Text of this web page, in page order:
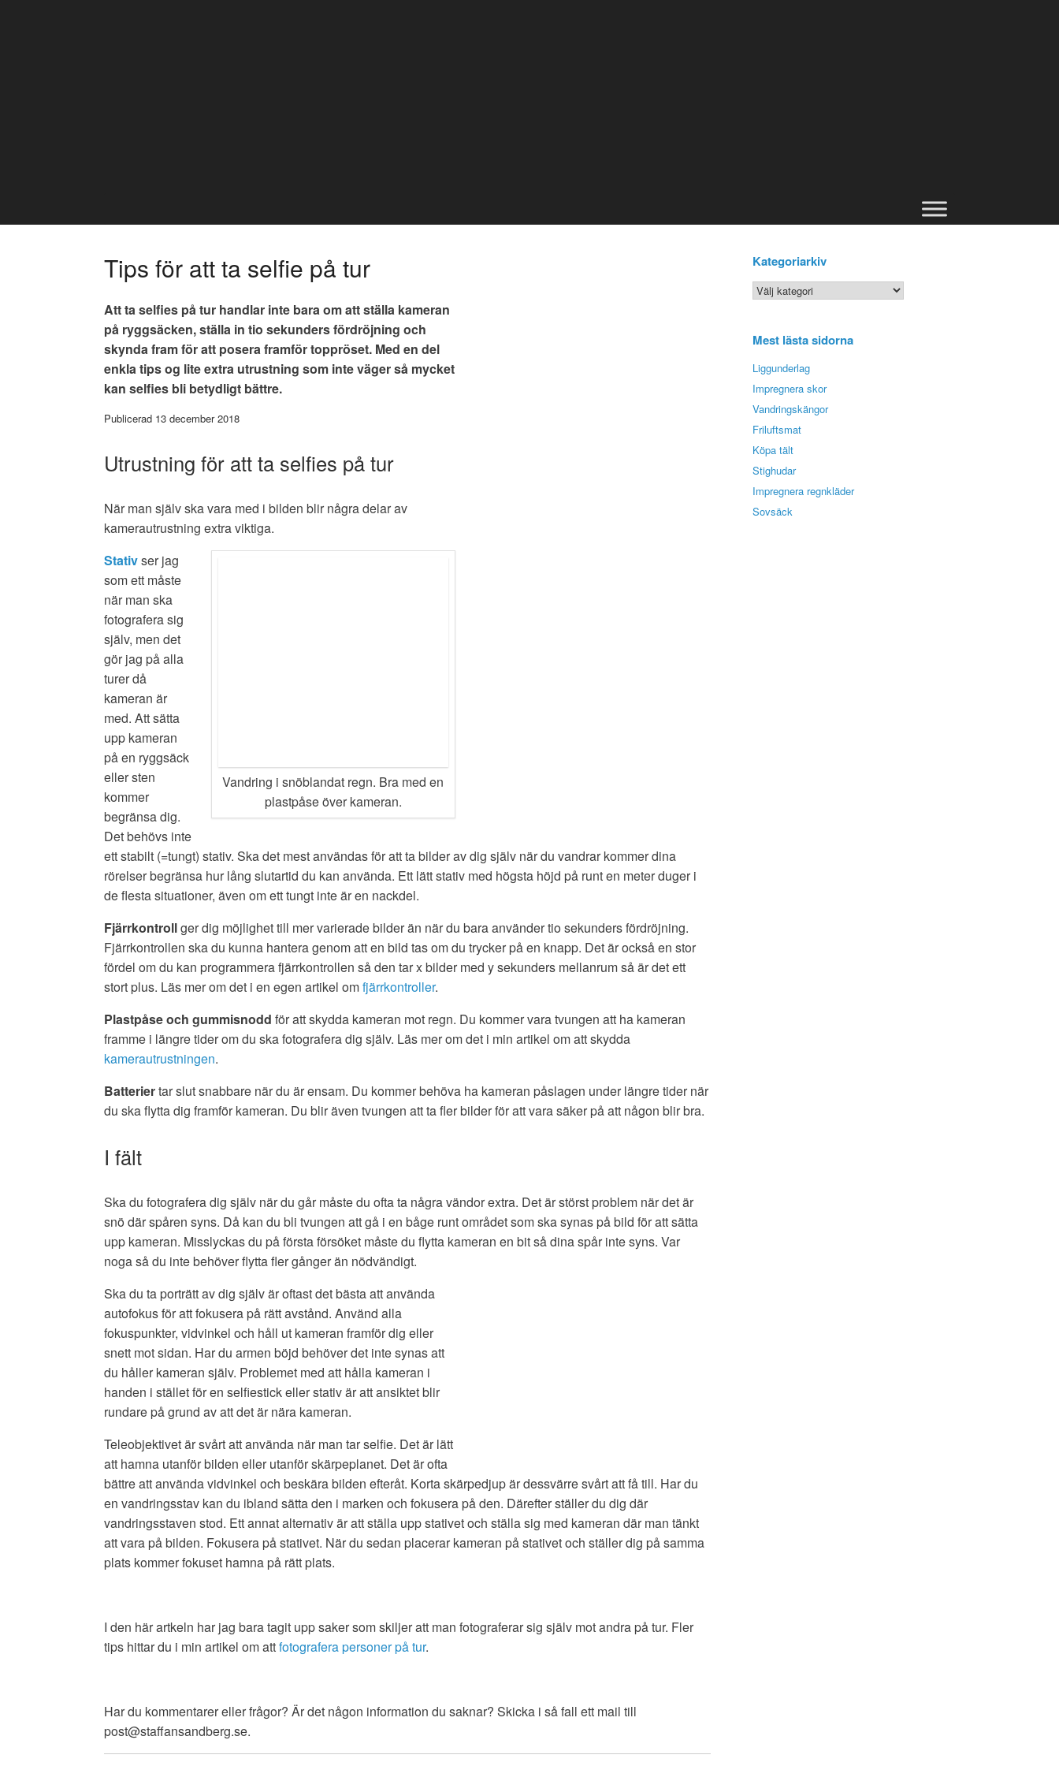
Tips för att ta selfie på tur
Att ta selfies på tur handlar inte bara om att ställa kameran
på ryggsäcken, ställa in tio sekunders fördröjning och
skynda fram för att posera framför toppröset. Med en del
enkla tips og lite extra utrustning som inte väger så mycket
kan selfies bli betydligt bättre.
Publicerad 13 december 2018
Utrustning för att ta selfies på tur
När man själv ska vara med i bilden blir några delar av
kamerautrustning extra viktiga.
Vandring i snöblandat regn. Bra med en
plastpåse över kameran.
Stativser jag
som ett måste
när man ska
fotografera sig
själv, men det
gör jag på alla
turer då
kameran är
med. Att sätta
upp kameran
på en ryggsäck
eller sten
kommer
begränsa dig.
Det behövs inte
ett stabilt (=tungt) stativ. Ska det mest användas för att ta bilder av dig själv när du vandrar kommer dina
rörelser begränsa hur lång slutartid du kan använda. Ett lätt stativ med högsta höjd på runt en meter duger i
de flesta situationer, även om ett tungt inte är en nackdel.
Fjärrkontrollger dig möjlighet till mer varierade bilder än när du bara använder tio sekunders fördröjning.
Fjärrkontrollen ska du kunna hantera genom att en bild tas om du trycker på en knapp. Det är också en stor
fördel om du kan programmera fjärrkontrollen så den tar x bilder med y sekunders mellanrum så är det ett
stort plus. Läs mer om det i en egen artikel omfjärrkontroller.
Plastpåse och gummisnodd för att skydda kameran mot regn. Du kommer vara tvungen att ha kameran
framme i längre tider om du ska fotografera dig själv. Läs mer om det i min artikel om att skydda
kamerautrustningen.
Batteriertar slut snabbare när du är ensam. Du kommer behöva ha kameran påslagen under längre tider när
du ska flytta dig framför kameran. Du blir även tvungen att ta fler bilder för att vara säker på att någon blir bra.
I fält
Ska du fotografera dig själv när du går måste du ofta ta några vändor extra. Det är störst problem när det är
snö där spåren syns. Då kan du bli tvungen att gå i en båge runt området som ska synas på bild för att sätta
upp kameran. Misslyckas du på första försöket måste du flytta kameran en bit så dina spår inte syns. Var
noga så du inte behöver flytta fler gånger än nödvändigt.
Ska du ta porträtt av dig själv är oftast det bästa att använda
autofokus för att fokusera på rätt avstånd. Använd alla
fokuspunkter, vidvinkel och håll ut kameran framför dig eller
snett mot sidan. Har du armen böjd behöver det inte synas att
du håller kameran själv. Problemet med att hålla kameran i
handen i stället för en selfiestick eller stativ är att ansiktet blir
rundare på grund av att det är nära kameran.
Teleobjektivet är svårt att använda när man tar selfie. Det är lätt
att hamna utanför bilden eller utanför skärpeplanet. Det är ofta
bättre att använda vidvinkel och beskära bilden efteråt. Korta skärpedjup är dessvärre svårt att få till. Har du
en vandringsstav kan du ibland sätta den i marken och fokusera på den. Därefter ställer du dig där
vandringsstaven stod. Ett annat alternativ är att ställa upp stativet och ställa sig med kameran där man tänkt
att vara på bilden. Fokusera på stativet. När du sedan placerar kameran på stativet och ställer dig på samma
plats kommer fokuset hamna på rätt plats.
I den här artkeln har jag bara tagit upp saker som skiljer att man fotograferar sig själv mot andra på tur. Fler
tips hittar du i min artikel om attfotografera personer på tur.
Har du kommentarer eller frågor? Är det någon information du saknar? Skicka i så fall ett mail till
post@staffansandberg.se.
Kategoriarkiv
Kategoriarkiv
Mest lästa sidorna
Liggunderlag
Impregnera skor
Vandringskängor
Friluftsmat
Köpa tält
Stighudar
Impregnera regnkläder
Sovsäck